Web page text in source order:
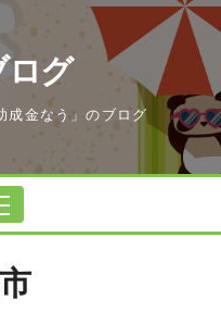
ログ
成金なう」のブログ